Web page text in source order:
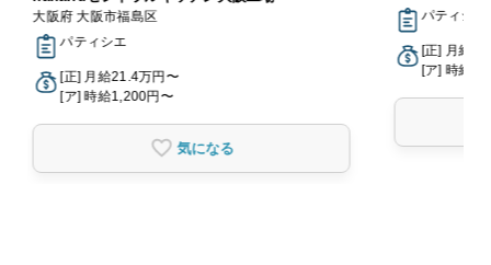
大阪府 大阪市福島区
パティシエ
[正] 月給21.4万円〜
[ア] 時給1,200円〜
気になる
パティシエ
[正] 月給
[ア] 時給